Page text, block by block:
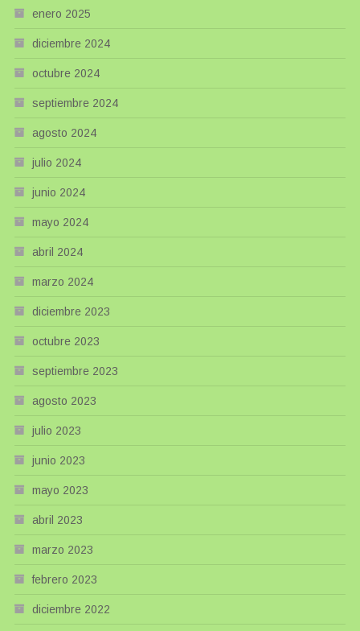
enero 2025
diciembre 2024
octubre 2024
septiembre 2024
agosto 2024
julio 2024
junio 2024
mayo 2024
abril 2024
marzo 2024
diciembre 2023
octubre 2023
septiembre 2023
agosto 2023
julio 2023
junio 2023
mayo 2023
abril 2023
marzo 2023
febrero 2023
diciembre 2022